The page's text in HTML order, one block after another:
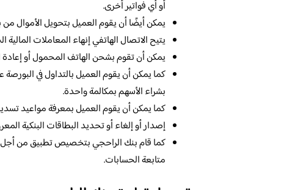
أو أي فواتير أخرى.
يمكن أيضًا أن يقوم العميل بتحويل الأموال من
يتيح الاتصال الهاتفي إنهاء المعاملات
يمكن أن تقوم بشحن الهاتف المحمول أو إعادة
كما يمكن أن يقوم العميل بالتداول في
بشراء الأسهم بمكالمة واحدة.
كما يمكن أن يقوم العميل بمعرفة مواعيد
إصدار أو إلغاء أو تحديد البطاقات البنكية
كما قام بنك الراحجي بتخصيص تطبيق من أجل
متابعة الحسابات.